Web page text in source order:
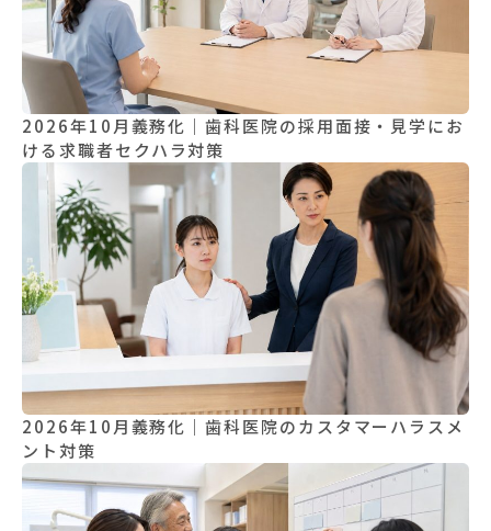
2026年10月義務化｜歯科医院の採用面接・見学にお
ける求職者セクハラ対策
2026年10月義務化｜歯科医院のカスタマーハラスメ
ント対策